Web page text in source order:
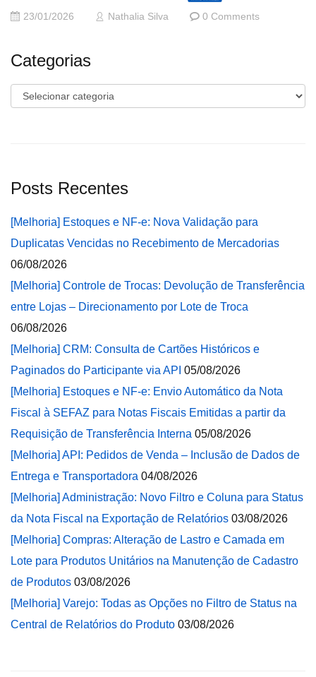
23/01/2026 Nathalia Silva 0 Comments
Categorias
Categorias
Posts Recentes
[Melhoria] Estoques e NF-e: Nova Validação para
Duplicatas Vencidas no Recebimento de Mercadorias
06/08/2026
[Melhoria] Controle de Trocas: Devolução de Transferência
entre Lojas – Direcionamento por Lote de Troca
06/08/2026
[Melhoria] CRM: Consulta de Cartões Históricos e
Paginados do Participante via API 05/08/2026
[Melhoria] Estoques e NF-e: Envio Automático da Nota
Fiscal à SEFAZ para Notas Fiscais Emitidas a partir da
Requisição de Transferência Interna 05/08/2026
[Melhoria] API: Pedidos de Venda – Inclusão de Dados de
Entrega e Transportadora 04/08/2026
[Melhoria] Administração: Novo Filtro e Coluna para Status
da Nota Fiscal na Exportação de Relatórios 03/08/2026
[Melhoria] Compras: Alteração de Lastro e Camada em
Lote para Produtos Unitários na Manutenção de Cadastro
de Produtos 03/08/2026
[Melhoria] Varejo: Todas as Opções no Filtro de Status na
Central de Relatórios do Produto 03/08/2026